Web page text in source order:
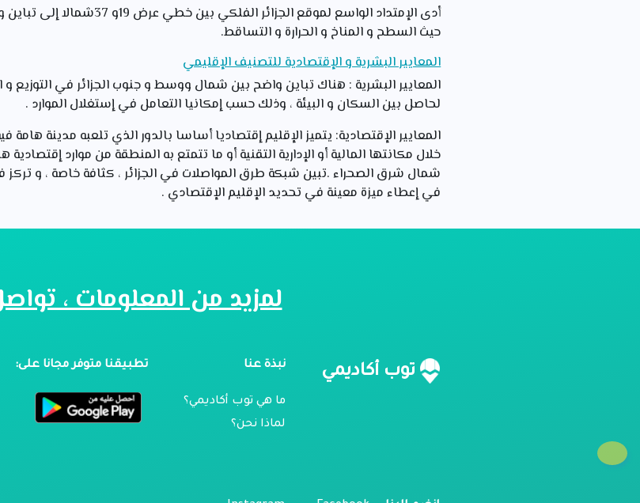
أدى الإمتداد الواسع لموقع
حيث السطح و المناخ و الحرارة و التساقط.
المعايير البشرية و الإقتصادية للتصنيف الإقليمي
المعايير البشرية : هناك تباين واضح بين شمال ووسط و جنوب الجزائر في التوزيع و
لحاصل بين السكان و البيئة ، وذلك حسب إمكانيا التعامل في إستغلال الموارد .
المعايير الإقتصادية: يتميز الإقليم إقتصاديا أساسا بالدور الذي تلعبه مدينة هامة
خلال مكانتها المالية أو الإدارية التقنية أو ما تتمتع به المنطقة من موارد
شمال شرق الصحراء .تبين شبكة طرق المواصلات في الجزائر ، كثافة خاصة ، و
في إعطاء ميزة معينة في تحديد الإقليم الإقتصادي .
لمزيد من المعلومات ،
توب أكاديمي نبذة عنا
ما هي توب أكاديمي؟
لماذا نحن؟
تطبيقنا متوفر مجانا على: